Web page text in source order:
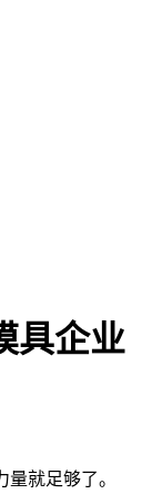
具企业
就足够了。